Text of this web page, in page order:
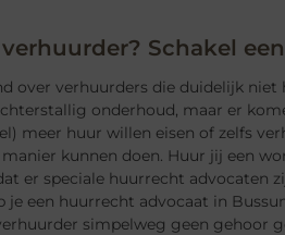
Schakel
over verhuurders die duidelijk
onderhoud, maar er
meer huur willen eisen of zelfs
kunnen doen. Huur jij een
er speciale huurrecht advocaten
je een huurrecht advocaat in
simpelweg geen gehoor